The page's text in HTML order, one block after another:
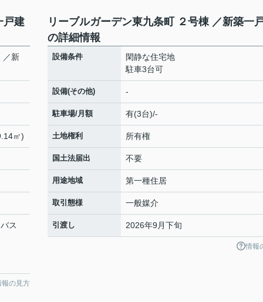
戸建
／新
㎡)
ス
報の見方
リーブルガーデン東九条町 ２号棟 ／新築一
の詳細情報
設備条件
閑静な住宅地
駐車3台可
設備(その他) -
駐車場/月額 有(3台)/-
土地権利 所有権
国土法届出 不要
用途地域 第一種住居
取引態様 一般媒介
引渡し 2026年9月下旬
情報